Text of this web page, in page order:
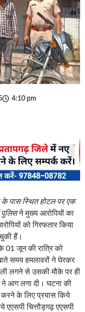
4:10 pm
के पास स्थित होटल पर एक
पुलिसने मुख्य आरोपियों का
को गिरफतार किया
हैं।
01 जून की रात्रि को
समय हमलावरों ने घेरकर
लगने से उसकी मौके पर ही
ने आग लगा दी। घटना की
करने के लिए प्रयास किये
चित्तौड़गढ़ एएसपी